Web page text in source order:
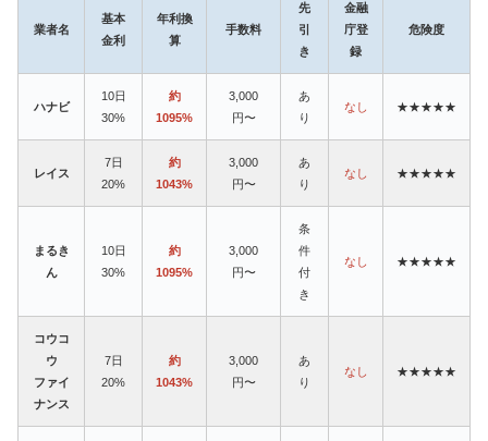
業者名
基本
金利
年利換
算
手数料
先
引
き
金融
庁登
録
危険度
ハナビ
10日
30%
約
1095%
3,000
円〜
あ
り
なし ★★★★★
レイス
7日
20%
約
1043%
3,000
円〜
あ
り
なし ★★★★★
まるき
ん
10日
30%
約
1095%
3,000
円〜
条
件
付
き
なし ★★★★★
コウコ
ウ
ファイ
ナンス
7日
20%
約
1043%
3,000
円〜
あ
り
なし ★★★★★